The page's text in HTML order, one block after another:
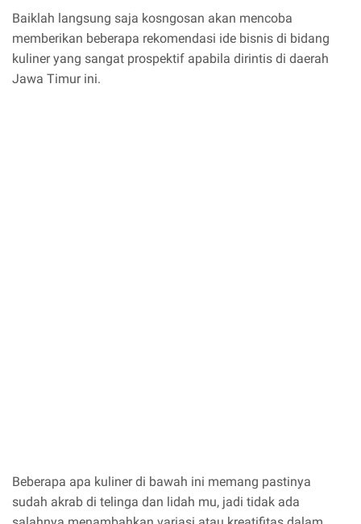
Baiklah langsung saja kosngosan akan mencoba
memberikan beberapa rekomendasi ide bisnis di bidang
kuliner yang sangat prospektif apabila dirintis di daerah
Jawa Timur ini.
Beberapa apa kuliner di bawah ini memang pastinya
sudah akrab di telinga dan lidah mu, jadi tidak ada